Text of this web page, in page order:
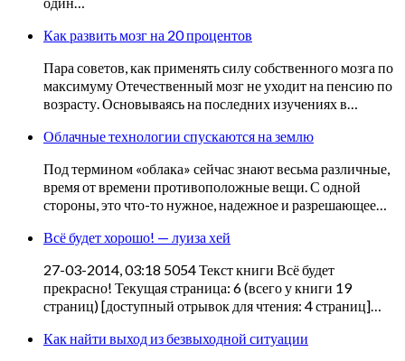
Как развить мозг на 20 процентов
Пара советов, как применять силу собственного мозга по
максимуму Отечественный мозг не уходит на пенсию по
возрасту. Основываясь на последних изучениях в…
Облачные технологии спускаются на землю
Под термином «облака» сейчас знают весьма различные,
время от времени противоположные вещи. С одной
стороны, это что-то нужное, надежное и разрешающее…
Всё будет хорошо! — луиза хей
27-03-2014, 03:18 5054 Текст книги Всё будет
прекрасно! Текущая страница: 6 (всего у книги 19
страниц) [доступный отрывок для чтения: 4 страниц]…
Как найти выход из безвыходной ситуации